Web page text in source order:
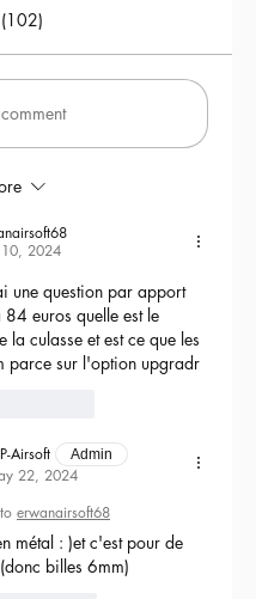
2024
une question par apport
euros quelle est le
la culasse et est ce que les
parce sur l'option upgradr
Airsoft Admin
22, 2024
erwanairsoft68
métal : )et c'est pour de
billes 6mm)